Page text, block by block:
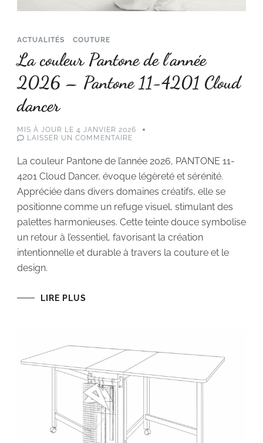
ACTUALITÉS COUTURE
La couleur Pantone de l’année
2026 – Pantone 11-4201 Cloud
dancer
MIS À JOUR LE 4 JANVIER 2026
LAISSER UN COMMENTAIRE
PANTONE
L’ANNÉE
2026
–
PANTONE
11-
4201
CLOUD
DANCER
La couleur Pantone de l’année 2026, PANTONE 11-
4201 Cloud Dancer, évoque légèreté et sérénité.
Appréciée dans divers domaines créatifs, elle se
positionne comme un refuge visuel, stimulant des
palettes harmonieuses. Cette teinte douce symbolise
un retour à l’essentiel, favorisant la création
intentionnelle et durable à travers la couture et le
design.
LIRE PLUS